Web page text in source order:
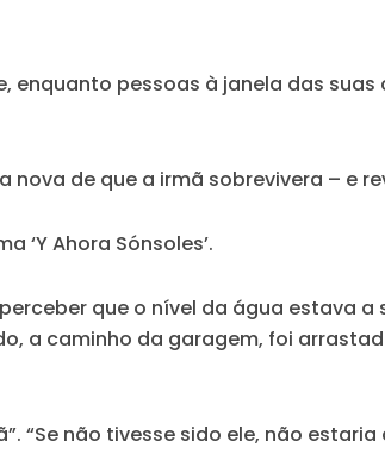
enquanto pessoas à janela das suas
de que a irmã sobrevivera – e
‘Y Ahora Sónsoles’.
que o nível da água estava a
a caminho da garagem, foi
“Se não tivesse sido ele, não